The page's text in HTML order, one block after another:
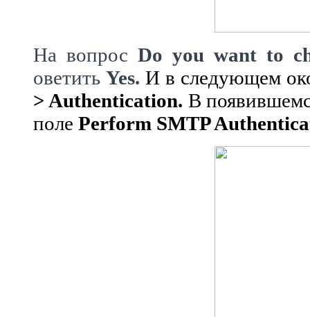
На вопрос Do you want to
оветить Yes. И в следующем
> Authentication. В
поле Perform SMTP